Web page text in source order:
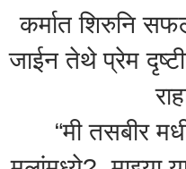
कर्मात शिरुनि
जाईन तेथे प्रेम
“मी तसबीर